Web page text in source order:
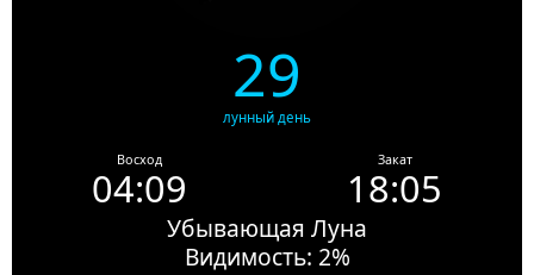
29
лунный день
Восход
04:09
Закат
18:05
Убывающая Луна
Видимость: 2%